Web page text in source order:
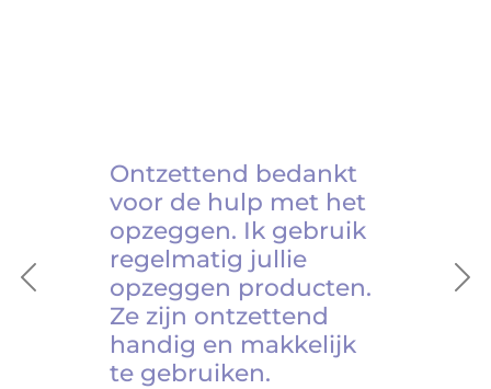
Previous
Ontzettend bedankt
voor de hulp met het
opzeggen. Ik gebruik
regelmatig jullie
opzeggen producten.
Ze zijn ontzettend
handig en makkelijk
te gebruiken.